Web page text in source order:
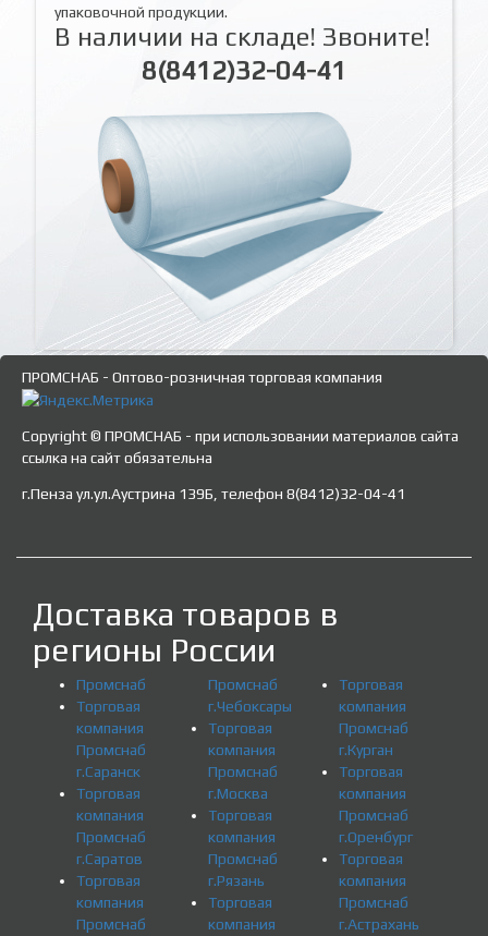
упаковочной продукции.
В наличии на складе! Звоните!
8(8412)32-04-41
ПРОМСНАБ - Оптово-розничная торговая компания
Copyright © ПРОМСНАБ - при использовании материалов сайта
ссылка на сайт обязательна
г.Пенза ул.ул.Аустрина 139Б, телефон 8(8412)32-04-41
Доставка товаров в
регионы России
Промснаб
Торговая
компания
Промснаб
г.Саранск
Торговая
компания
Промснаб
г.Саратов
Торговая
компания
Промснаб
Промснаб
г.Чебоксары
Торговая
компания
Промснаб
г.Москва
Торговая
компания
Промснаб
г.Рязань
Торговая
компания
Торговая
компания
Промснаб
г.Курган
Торговая
компания
Промснаб
г.Оренбург
Торговая
компания
Промснаб
г.Астрахань